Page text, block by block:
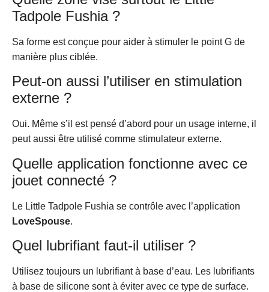
Tadpole Fushia ?
Sa forme est conçue pour aider à stimuler le point G de
manière plus ciblée.
Peut-on aussi l’utiliser en stimulation
externe ?
Oui. Même s’il est pensé d’abord pour un usage interne, il
peut aussi être utilisé comme stimulateur externe.
Quelle application fonctionne avec ce
jouet connecté ?
Le Little Tadpole Fushia se contrôle avec l’application
LoveSpouse.
Quel lubrifiant faut-il utiliser ?
Utilisez toujours un lubrifiant à base d’eau. Les lubrifiants
à base de silicone sont à éviter avec ce type de surface.